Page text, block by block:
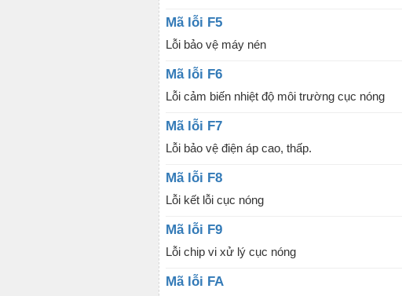
Mã lỗi F5
Lỗi bảo vệ máy nén
Mã lỗi F6
Lỗi cảm biến nhiệt độ môi trường cục nóng
Mã lỗi F7
Lỗi bảo vệ điện áp cao, thấp.
Mã lỗi F8
Lỗi kết lỗi cục nóng
Mã lỗi F9
Lỗi chip vi xử lý cục nóng
Mã lỗi FA